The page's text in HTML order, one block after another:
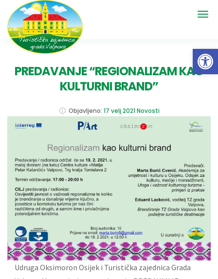
PREDAVANJE “REGIONALIZAM KAO
KULTURNI BRAND”
Objavljeno: 17 velj 2021 Novosti
Udruga Oksimoron Osijek i Turistička zajednica Grada